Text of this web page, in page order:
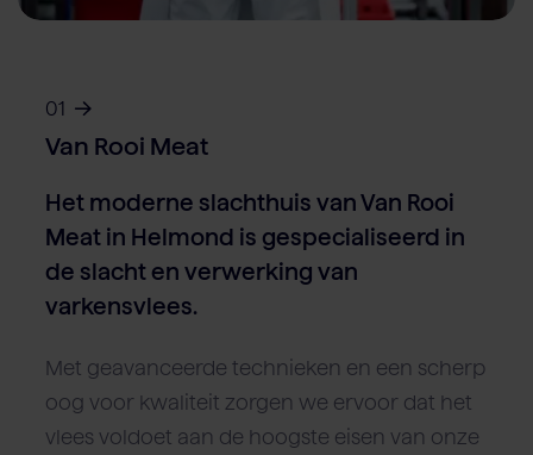
Over Van Rooi
01
Van Rooi Meat
Het moderne slachthuis van Van Rooi
Meat in Helmond is gespecialiseerd in
de slacht en verwerking van
varkensvlees.
Met geavanceerde technieken en een scherp
oog voor kwaliteit zorgen we ervoor dat het
vlees voldoet aan de hoogste eisen van onze